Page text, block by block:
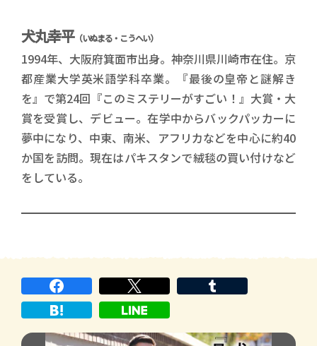
犬丸幸平（いぬまる・こうへい）
1994年、大阪府箕面市出身。神奈川県川崎市在住。京
都産業大学英米語学科卒業。『最後の皇帝と謎解き
を』で第24回『このミステリーがすごい！』大賞・大
賞を受賞し、デビュー。在学中からバックパッカーに
夢中になり、中東、南米、アフリカなどを中心に約40
か国を訪問。現在はパキスタンで絨毯の買い付けなど
をしている。